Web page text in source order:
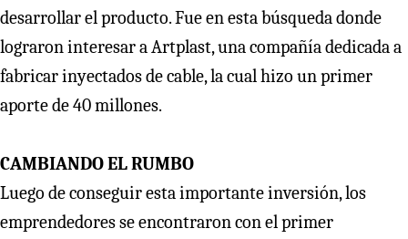
desarrollar el producto. Fue en esta búsqueda donde
lograron interesar a Artplast, una compañía dedicada a
fabricar inyectados de cable, la cual hizo un primer
aporte de 40 millones.
CAMBIANDO EL RUMBO
Luego de conseguir esta importante inversión, los
emprendedores se encontraron con el primer